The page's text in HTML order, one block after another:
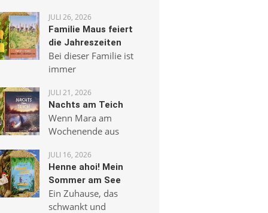
JULI 26, 2026
Familie Maus feiert
die Jahreszeiten
Bei dieser Familie ist
immer
JULI 21, 2026
Nachts am Teich
Wenn Mara am
Wochenende aus
JULI 16, 2026
Henne ahoi! Mein
Sommer am See
Ein Zuhause, das
schwankt und